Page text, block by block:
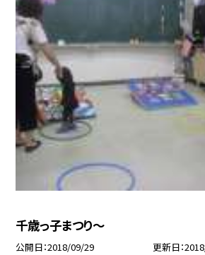
千歳っ子まつり〜
公開日 2018/09/29 更新日